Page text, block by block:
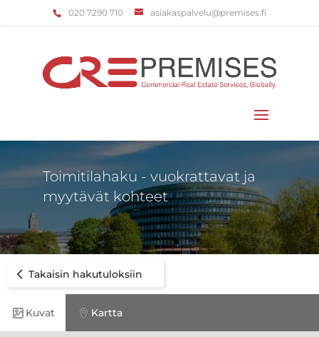
‌020 7290 710 asiakaspalvelu@premises.fi
Toimitilahaku - vuokrattavat ja
myytävät kohteet
Takaisin hakutuloksiin
Kuvat Kartta